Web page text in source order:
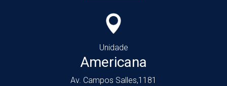
Unidade
Americana
Av. Campos Salles,1181